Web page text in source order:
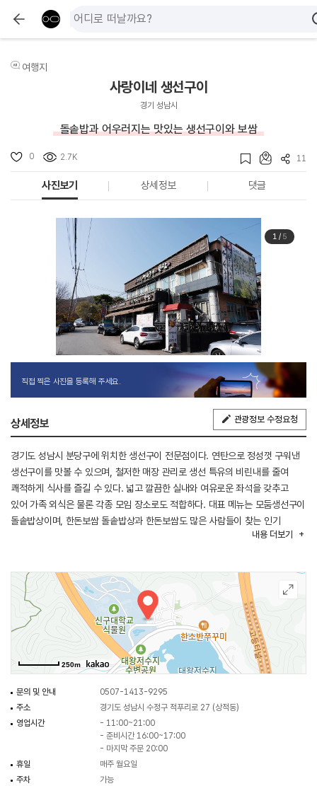
여행지
사랑이네 생선구이
경기 성남시
돌솥밥과 어우러지는 맛있는 생선구이와 보쌈
0 2.7K 11
사진보기 상세정보 댓글
1/ 5
직접 찍은 사진을 등록해 주세요.
상세정보 관광정보 수정요청
경기도 성남시 분당구에 위치한 생선구이 전문점이다. 연탄으로 정성껏 구워낸
생선구이를 맛볼 수 있으며, 철저한 매장 관리로 생선 특유의 비린내를 줄여
쾌적하게 식사를 즐길 수 있다. 넓고 깔끔한 실내와 여유로운 좌석을 갖추고
있어 가족 외식은 물론 각종 모임 장소로도 적합하다. 대표 메뉴는 모둠생선구이
돌솥밥상이며, 한돈보쌈 돌솥밥상과 한돈보쌈도 많은 사람들이 찾는 인기
메뉴다. 이 밖에도 굴전, 굴무침, 모둠생선조림, 병어조림, 제주 갈치조림,
MBC 생방송 오늘저녁 등 여러 방송에 소개되었으며, 넓은 주차장을 갖추고
있어 편리하게 이용할 수 있다.
내용 더보기
250m
문의 및 안내
0507-1413-9295
주소
경기도 성남시 수정구 적푸리로 27 (상적동)
영업시간
- 11:00~21:00
- 준비시간 16:00~17:00
- 마지막 주문 20:00
휴일
매주 월요일
주차
가능